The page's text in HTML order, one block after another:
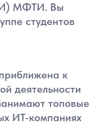
МФТИ. Вы
студентов
к
деятельности
топовые
ИТ-компаниях